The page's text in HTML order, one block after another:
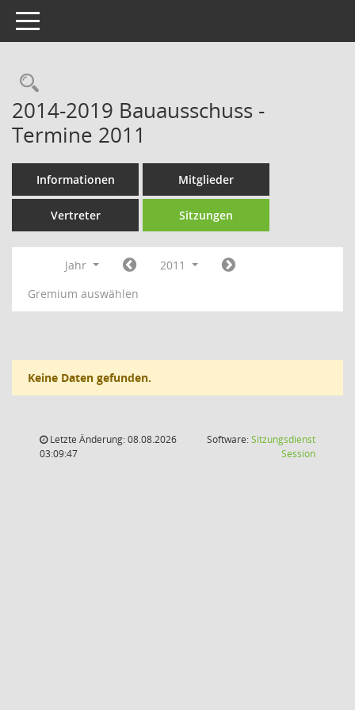
Toggle navigation
Rechercheauswahl
2014-2019 Bauausschuss -
Termine 2011
Informationen Mitglieder
Vertreter Sitzungen
Jahr
2011
Gremium auswählen
Keine Daten gefunden.
Letzte Änderung: 08.08.2026
03:09:47
Software:Sitzungsdienst
Session(Wird in